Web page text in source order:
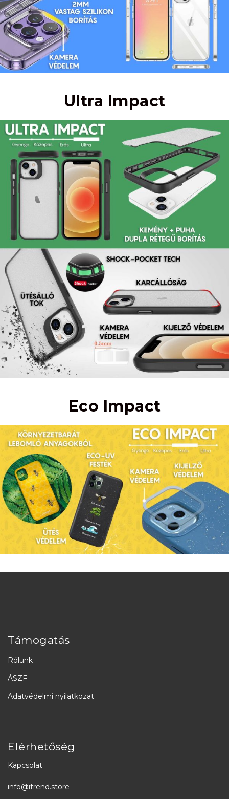
Ultra Impact
Eco Impact
Támogatás
Rólunk
ÁSZF
Adatvédelmi nyilatkozat
Elérhetőség
Kapcsolat
info@itrend.store